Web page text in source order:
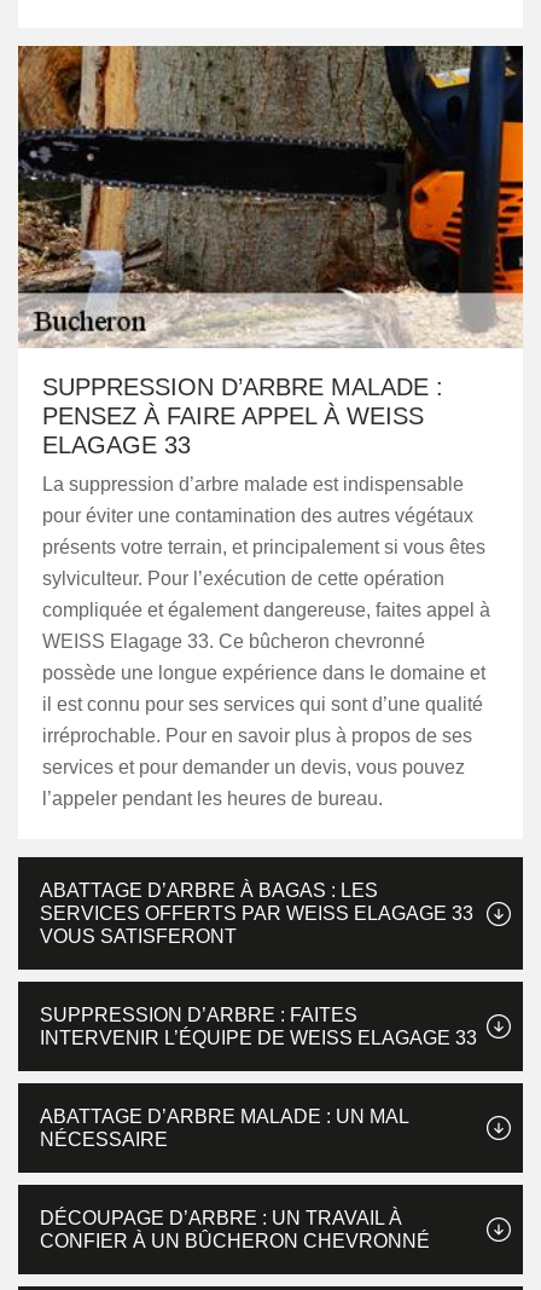
SUPPRESSION D’ARBRE MALADE :
PENSEZ À FAIRE APPEL À WEISS
ELAGAGE 33
La suppression d’arbre malade est indispensable
pour éviter une contamination des autres végétaux
présents votre terrain, et principalement si vous êtes
sylviculteur. Pour l’exécution de cette opération
compliquée et également dangereuse, faites appel à
WEISS Elagage 33. Ce bûcheron chevronné
possède une longue expérience dans le domaine et
il est connu pour ses services qui sont d’une qualité
irréprochable. Pour en savoir plus à propos de ses
services et pour demander un devis, vous pouvez
l’appeler pendant les heures de bureau.
ABATTAGE D’ARBRE À BAGAS : LES
SERVICES OFFERTS PAR WEISS ELAGAGE 33
VOUS SATISFERONT
SUPPRESSION D’ARBRE : FAITES
INTERVENIR L’ÉQUIPE DE WEISS ELAGAGE 33
ABATTAGE D’ARBRE MALADE : UN MAL
NÉCESSAIRE
DÉCOUPAGE D’ARBRE : UN TRAVAIL À
CONFIER À UN BÛCHERON CHEVRONNÉ